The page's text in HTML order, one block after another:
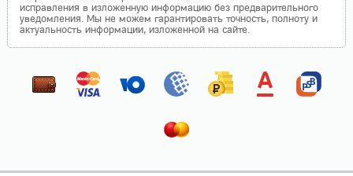
исправления в изложенную информацию без предварительного
уведомления. Мы не можем гарантировать точность, полноту и
актуальность информации, изложенной на сайте.